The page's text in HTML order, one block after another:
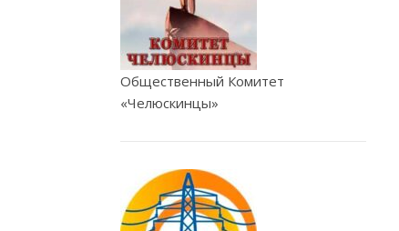
Общественный Комитет
«Челюскинцы»